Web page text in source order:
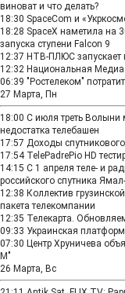
виноват и что делать?
18:30 SpaceCom и
18:28 SpaceX наметила на
запуска ступени Falcon 9
12:37 НТВ‑ПЛЮС
12:32 Национальная Медиа
06:39 "Ростелеком"
27 Марта, Пн
18:00 С июля треть Волыни
недостатка телебашен
17:57 Доходы
17:54 TelePadrePio HD
14:15 С 1 апреля теле- и
российского спутника
12:38 Коллектив
пакета телекомпании
12:35 Телекарта.
09:33 Украинская
07:30 Центр Хруничева
М"
26 Марта, Вс